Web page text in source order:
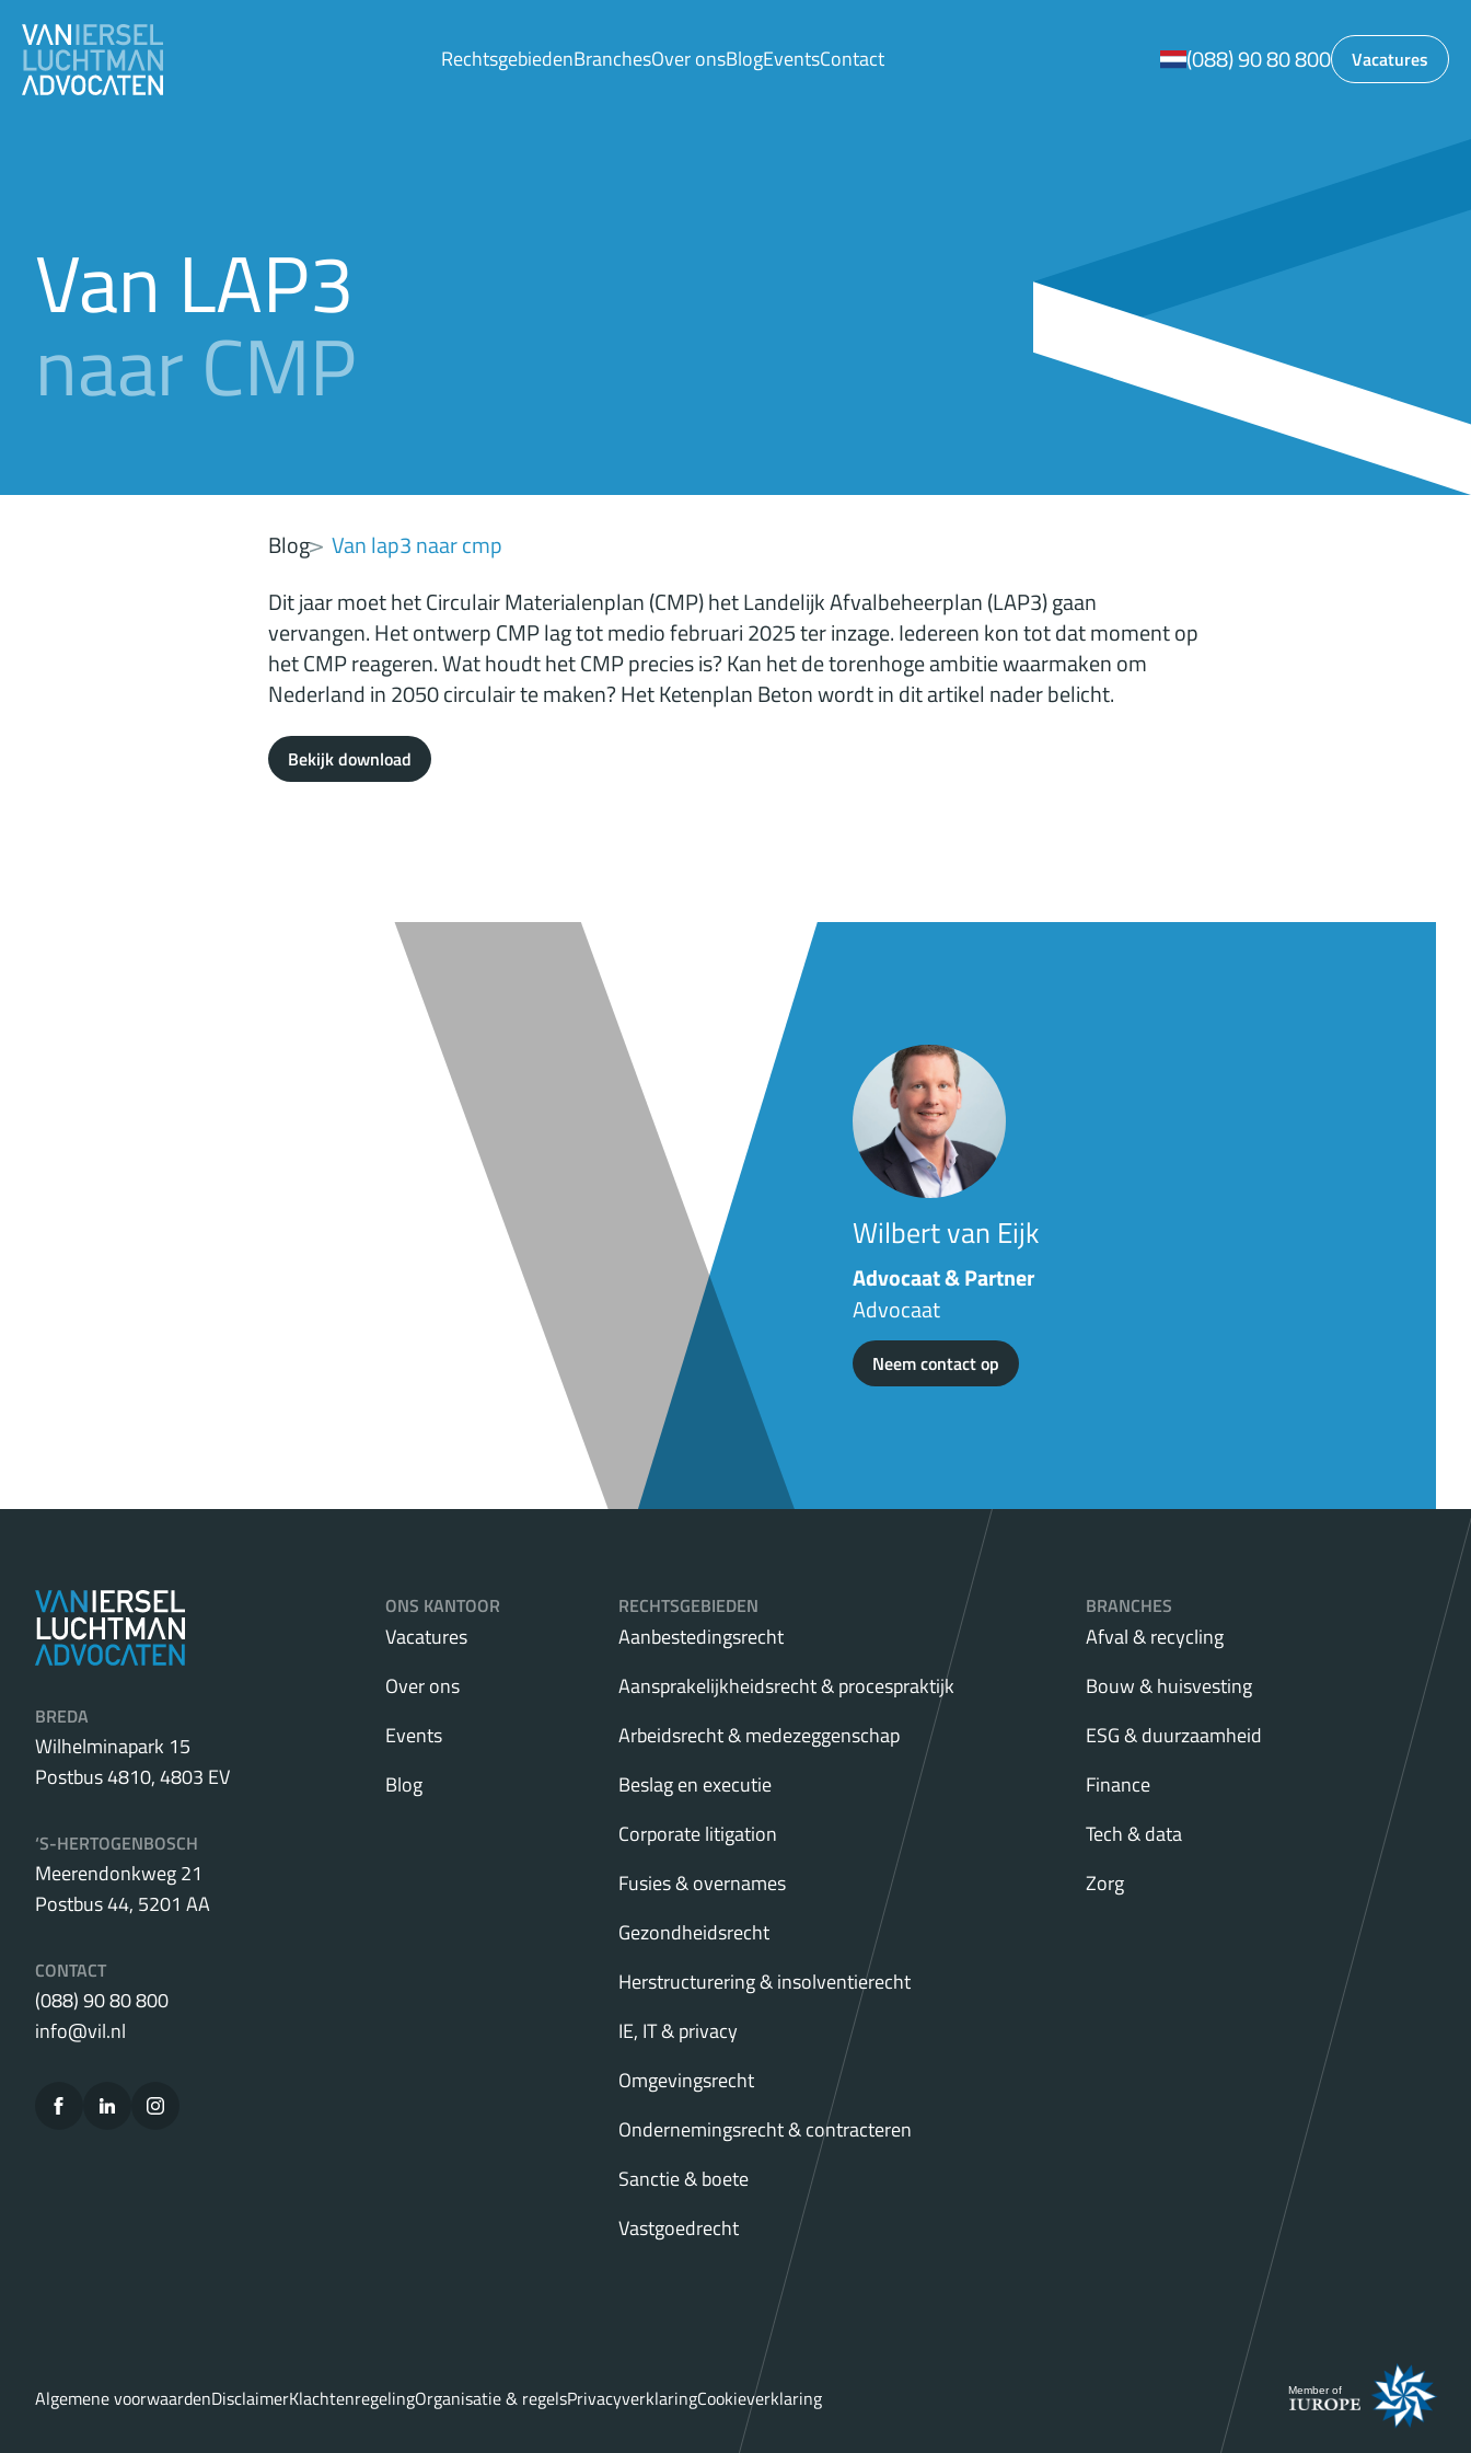
RechtsgebiedenBranchesOver onsBlogEventsContact (088) 90 80 800 Vacatures
Van LAP3
naar CMP
Blog
Van lap3 naar cmp
Dit jaar moet het Circulair Materialenplan (CMP) het Landelijk Afvalbeheerplan (LAP3) gaan
vervangen. Het ontwerp CMP lag tot medio februari 2025 ter inzage. Iedereen kon tot dat moment op
het CMP reageren. Wat houdt het CMP precies is? Kan het de torenhoge ambitie waarmaken om
Nederland in 2050 circulair te maken? Het Ketenplan Beton wordt in dit artikel nader belicht.
Bekijk download
Wilbert van Eijk
Advocaat & Partner
Advocaat
Neem contact op
BREDA
Wilhelminapark 15
Postbus 4810, 4803 EV
‘S-HERTOGENBOSCH
Meerendonkweg 21
Postbus 44, 5201 AA
CONTACT
(088) 90 80 800
info@vil.nl
ONS KANTOOR
Vacatures
Over ons
Events
Blog
RECHTSGEBIEDEN
Aanbestedingsrecht
Aansprakelijkheidsrecht & procespraktijk
Arbeidsrecht & medezeggenschap
Beslag en executie
Corporate litigation
Fusies & overnames
Gezondheidsrecht
Herstructurering & insolventierecht
IE, IT & privacy
Omgevingsrecht
Ondernemingsrecht & contracteren
Sanctie & boete
Vastgoedrecht
BRANCHES
Afval & recycling
Bouw & huisvesting
ESG & duurzaamheid
Finance
Tech & data
Zorg
Algemene voorwaardenDisclaimerKlachtenregelingOrganisatie & regelsPrivacyverklaringCookieverklaring Member of